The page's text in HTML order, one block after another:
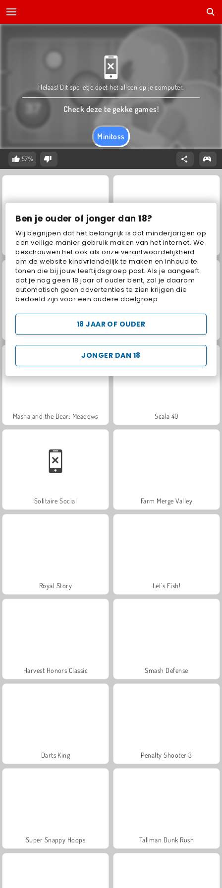
Ben je ouder of jonger dan 18?
Wij begrijpen dat het belangrijk is dat minderjarigen op
een veilige manier gebruik maken van het internet. We
beschouwen het ook als onze verantwoordelijkheid
om de website kindvriendelijk te maken en inhoud te
tonen die bij jouw leeftijdsgroep past. Als je aangeeft
dat je nog geen 18 jaar of ouder bent, zal je daarom
automatisch geen advertenties te zien krijgen die
bedoeld zijn voor een oudere doelgroep.
JONGER DAN 18
18 JAAR OF OUDER
Minitoss
Helaas! Dit spelletje doet het alleen op je computer.
Check deze te gekke games!
57%
Jewel Garden Story Juice Merge
Masha and the Bear: Meadows Scala 40
Solitaire Social Farm Merge Valley
Royal Story Let's Fish!
Harvest Honors Classic Smash Defense
Darts King Penalty Shooter 3
Super Snappy Hoops Tallman Dunk Rush